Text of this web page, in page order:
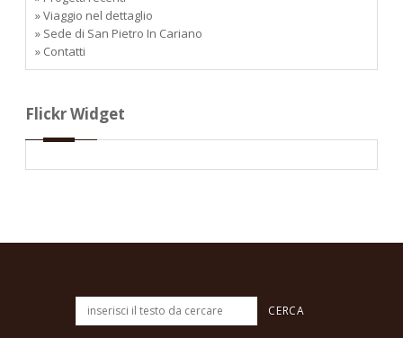
» Viaggio nel dettaglio
» Sede di San Pietro In Cariano
» Contatti
Flickr Widget